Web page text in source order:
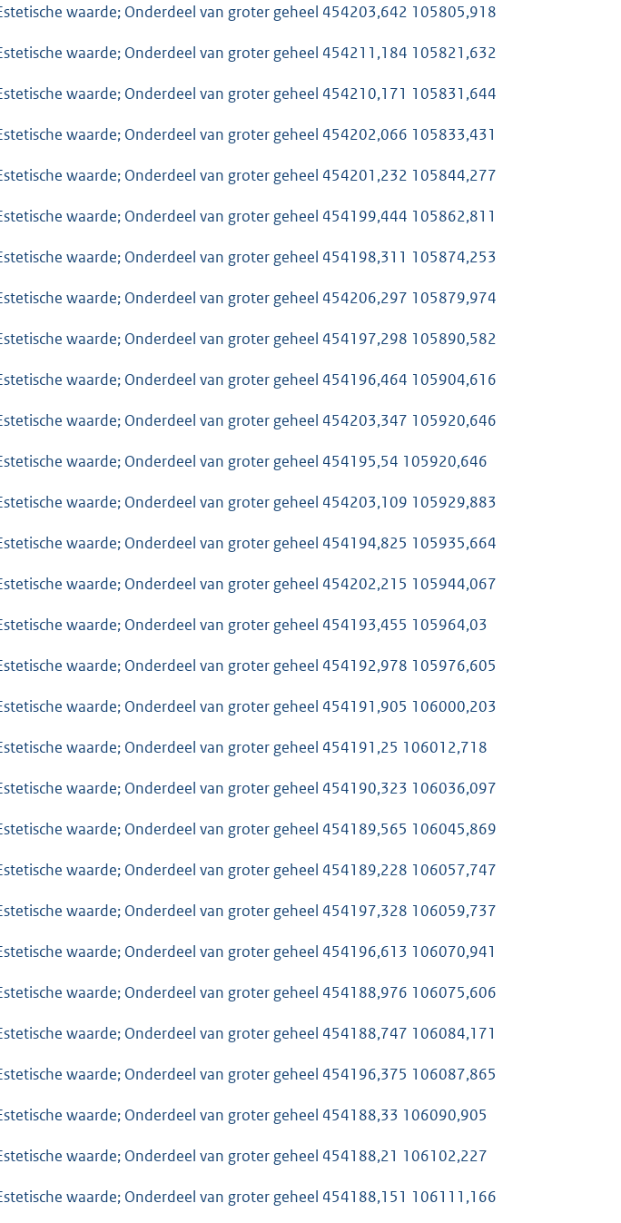
waarde; Onderdeel van groter geheel 454203,642 105805,918
waarde; Onderdeel van groter geheel 454211,184 105821,632
waarde; Onderdeel van groter geheel 454210,171 105831,644
waarde; Onderdeel van groter geheel 454202,066 105833,431
waarde; Onderdeel van groter geheel 454201,232 105844,277
waarde; Onderdeel van groter geheel 454199,444 105862,811
waarde; Onderdeel van groter geheel 454198,311 105874,253
waarde; Onderdeel van groter geheel 454206,297 105879,974
waarde; Onderdeel van groter geheel 454197,298 105890,582
waarde; Onderdeel van groter geheel 454196,464 105904,616
waarde; Onderdeel van groter geheel 454203,347 105920,646
waarde; Onderdeel van groter geheel 454195,54 105920,646
waarde; Onderdeel van groter geheel 454203,109 105929,883
waarde; Onderdeel van groter geheel 454194,825 105935,664
waarde; Onderdeel van groter geheel 454202,215 105944,067
waarde; Onderdeel van groter geheel 454193,455 105964,03
waarde; Onderdeel van groter geheel 454192,978 105976,605
waarde; Onderdeel van groter geheel 454191,905 106000,203
waarde; Onderdeel van groter geheel 454191,25 106012,718
waarde; Onderdeel van groter geheel 454190,323 106036,097
waarde; Onderdeel van groter geheel 454189,565 106045,869
waarde; Onderdeel van groter geheel 454189,228 106057,747
waarde; Onderdeel van groter geheel 454197,328 106059,737
waarde; Onderdeel van groter geheel 454196,613 106070,941
waarde; Onderdeel van groter geheel 454188,976 106075,606
waarde; Onderdeel van groter geheel 454188,747 106084,171
waarde; Onderdeel van groter geheel 454196,375 106087,865
waarde; Onderdeel van groter geheel 454188,33 106090,905
waarde; Onderdeel van groter geheel 454188,21 106102,227
waarde; Onderdeel van groter geheel 454188,151 106111,166